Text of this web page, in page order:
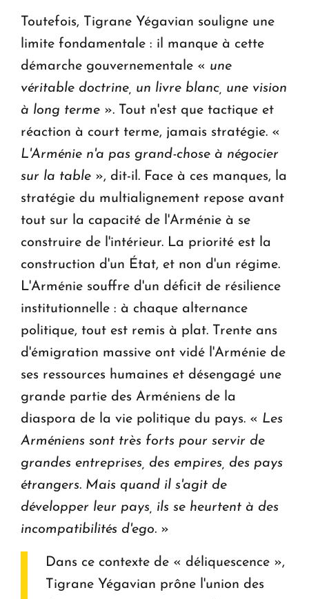
Toutefois, Tigrane Yégavian souligne une
limite fondamentale : il manque à cette
démarche gouvernementale « une
véritable doctrine, un livre blanc, une vision
à long terme ». Tout n'est que tactique et
réaction à court terme, jamais stratégie. «
L'Arménie n'a pas grand-chose à négocier
sur la table », dit-il. Face à ces manques, la
stratégie du multialignement repose avant
tout sur la capacité de l'Arménie à se
construire de l'intérieur. La priorité est la
construction d'un État, et non d'un régime.
L'Arménie souffre d'un déficit de résilience
institutionnelle : à chaque alternance
politique, tout est remis à plat. Trente ans
d'émigration massive ont vidé l'Arménie de
ses ressources humaines et désengagé une
grande partie des Arméniens de la
diaspora de la vie politique du pays. « Les
Arméniens sont très forts pour servir de
grandes entreprises, des empires, des pays
étrangers. Mais quand il s'agit de
développer leur pays, ils se heurtent à des
incompatibilités d'ego. »
Dans ce contexte de « déliquescence »,
Tigrane Yégavian prône l'union des